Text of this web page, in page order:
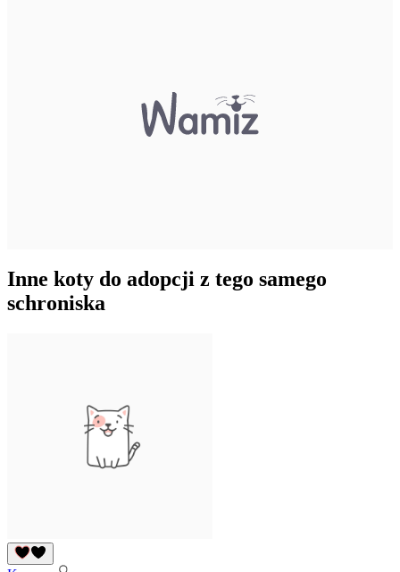
Inne koty do adopcji z tego samego
schroniska